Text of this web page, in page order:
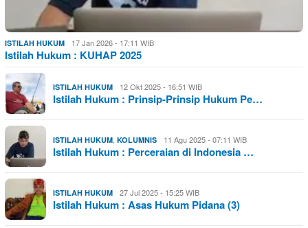
ISTILAH HUKUM 17 Jan 2026 - 17:11 WIB
Istilah Hukum : KUHAP 2025
ISTILAH HUKUM 12 Okt 2025 - 16:51 WIB
Istilah Hukum : Prinsip-Prinsip Hukum Pe…
ISTILAH HUKUM KOLUMNIS 11 Agu 2025 - 07:11 WIB
Istilah Hukum : Perceraian di Indonesia …
ISTILAH HUKUM 27 Jul 2025 - 15:25 WIB
Istilah Hukum : Asas Hukum Pidana (3)